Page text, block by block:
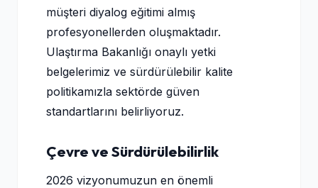
müşteri diyalog eğitimi almış
profesyonellerden oluşmaktadır.
Ulaştırma Bakanlığı onaylı yetki
belgelerimiz ve sürdürülebilir kalite
politikamızla sektörde güven
standartlarını belirliyoruz.
Çevre ve Sürdürülebilirlik
2026 vizyonumuzun en önemli